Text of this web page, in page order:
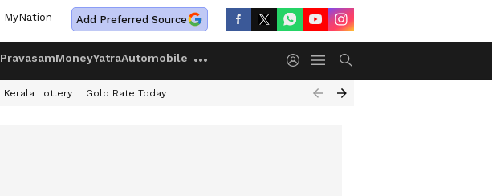
MyNation Add Preferred Source
PravasamMoneyYatraAutomobile
Kerala Lottery Gold Rate Today